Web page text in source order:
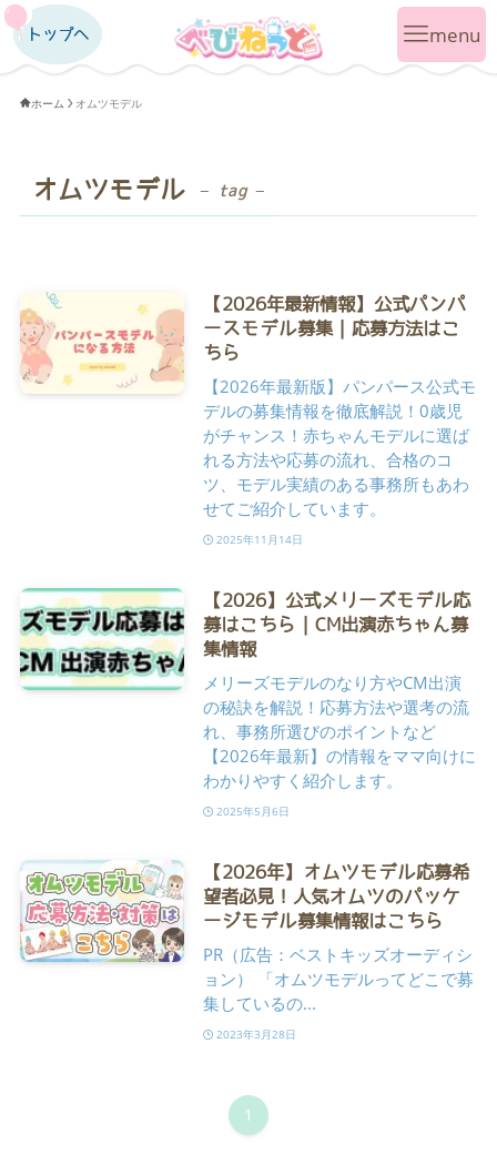
トップへ
トップへ
ホーム オムツモデル
オムツモデル – tag –
【2026年最新情報】公式パンパ
ースモデル募集｜応募方法はこ
ちら
【2026年最新版】パンパース公式モ
デルの募集情報を徹底解説！0歳児
がチャンス！赤ちゃんモデルに選ば
れる方法や応募の流れ、合格のコ
ツ、モデル実績のある事務所もあわ
せてご紹介しています。
2025年11月14日
【2026】公式メリーズモデル応
募はこちら｜CM出演赤ちゃん募
集情報
メリーズモデルのなり方やCM出演
の秘訣を解説！応募方法や選考の流
れ、事務所選びのポイントなど
【2026年最新】の情報をママ向けに
わかりやすく紹介します。
2025年5月6日
【2026年】オムツモデル応募希
望者必見！人気オムツのパッケ
ージモデル募集情報はこちら
PR（広告：ベストキッズオーディシ
ョン） 「オムツモデルってどこで募
集しているの...
2023年3月28日
1